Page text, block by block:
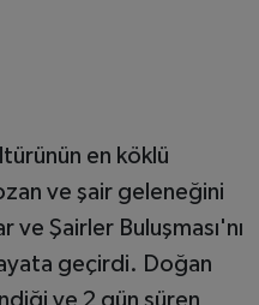
en köklü
ve şair geleneğini
ve Şairler Buluşması'nı
geçirdi. Doğan
ve 2 gün süren